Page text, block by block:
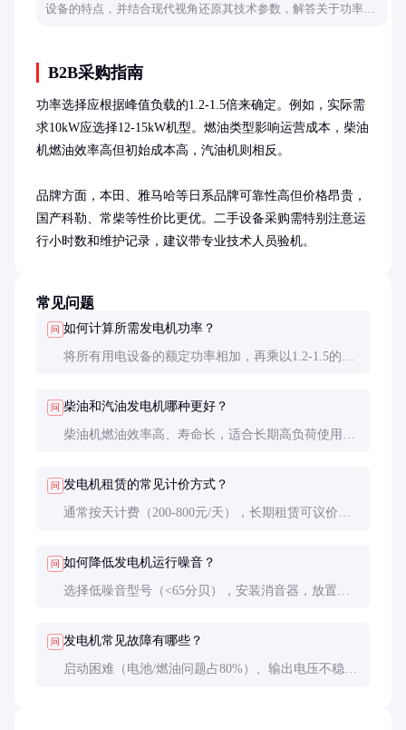
设备的特点，并结合现代视角还原其技术参数，解答关于功率的
B2B采购指南
功率选择应根据峰值负载的1.2-1.5倍来确定。例如，实际需
求10kW应选择12-15kW机型。燃油类型影响运营成本，柴油
机燃油效率高但初始成本高，汽油机则相反。
品牌方面，本田、雅马哈等日系品牌可靠性高但价格昂贵，
国产科勒、常柴等性价比更优。二手设备采购需特别注意运
行小时数和维护记录，建议带专业技术人员验机。
常见问题
问 如何计算所需发电机功率？
将所有用电设备的额定功率相加，再乘以1.2-1.5的安
问 柴油和汽油发电机哪种更好？
柴油机燃油效率高、寿命长，适合长期高负荷使用；
问 发电机租赁的常见计价方式？
通常按天计费（200-800元/天），长期租赁可议价。
问 如何降低发电机运行噪音？
选择低噪音型号（<65分贝），安装消音器，放置在
问 发电机常见故障有哪些？
启动困难（电池/燃油问题占80%）、输出电压不稳